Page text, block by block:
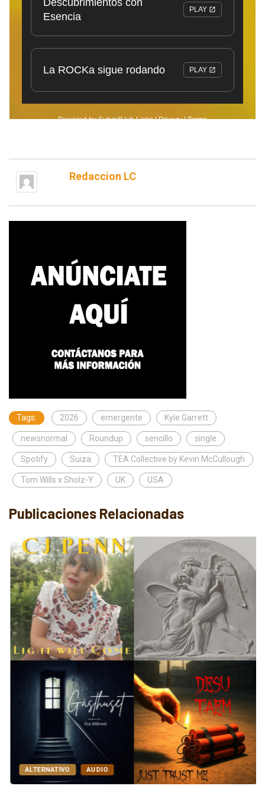
Redaccion LC
Tags: 2026 emergente Kyle Garrett
newsnormal Roundup sencillo single
Spotify Suiza TEA Collective by Kevin McCullough
Tom Wills x Sholz-Y UK USA
Publicaciones Relacionadas
ALTERNATIVO AUDIO